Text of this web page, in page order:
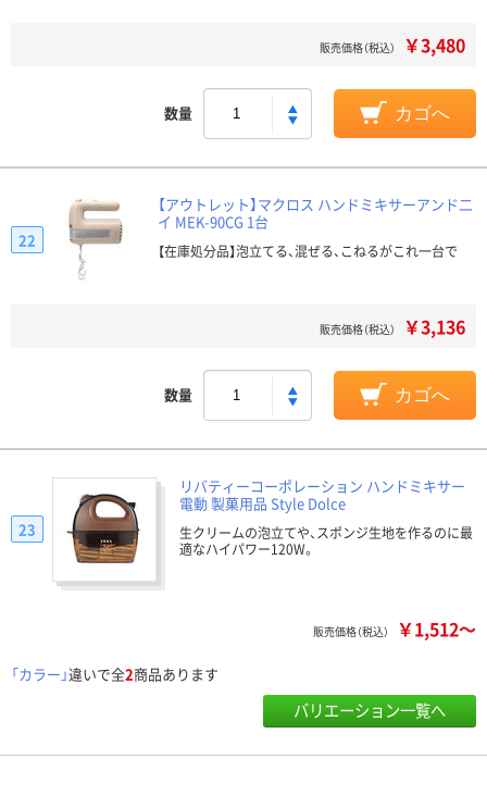
販売価格（税込） ￥3,480
数量 カゴへ
【アウトレット】マクロス ハンドミキサーアンド二
イ MEK-90CG 1台
【在庫処分品】泡立てる、混ぜる、こねるがこれ一台で
22
販売価格（税込） ￥3,136
数量 カゴへ
リバティーコーポレーション ハンドミキサー
電動 製菓用品 Style Dolce
生クリームの泡立てや、スポンジ生地を作るのに最
適なハイパワー120W。
23
販売価格（税込） ￥1,512～
「カラー」違いで全2商品あります
バリエーション一覧へ